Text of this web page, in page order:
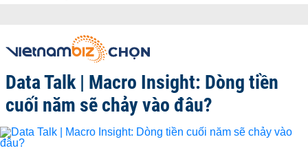
Data Talk | Macro Insight: Dòng tiền
cuối năm sẽ chảy vào đâu?